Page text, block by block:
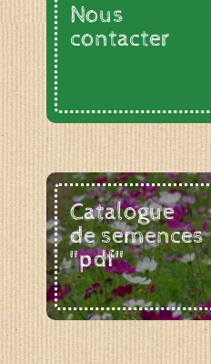
Nous
contacter
Catalogue
de semences
"pdf"